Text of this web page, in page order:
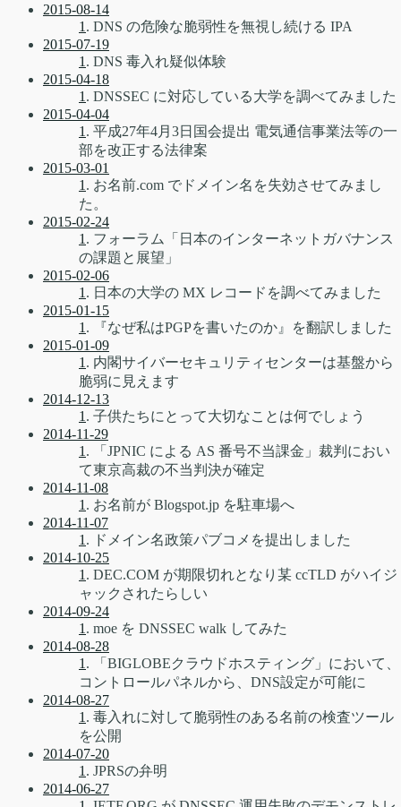
2015-08-14
1 . DNS の危険な脆弱性を無視し続ける IPA
2015-07-19
1 . DNS 毒入れ疑似体験
2015-04-18
1 . DNSSEC に対応している大学を調べてみました
2015-04-04
1 . 平成27年4月3日国会提出 電気通信事業法等の一
部を改正する法律案
2015-03-01
1 . お名前.com でドメイン名を失効させてみまし
た。
2015-02-24
1 . フォーラム「日本のインターネットガバナンス
の課題と展望」
2015-02-06
1 . 日本の大学の MX レコードを調べてみました
2015-01-15
1 . 『なぜ私はPGPを書いたのか』を翻訳しました
2015-01-09
1 . 内閣サイバーセキュリティセンターは基盤から
脆弱に見えます
2014-12-13
1 . 子供たちにとって大切なことは何でしょう
2014-11-29
1 . 「JPNIC による AS 番号不当課金」裁判におい
て東京高裁の不当判決が確定
2014-11-08
1 . お名前が Blogspot.jp を駐車場へ
2014-11-07
1 . ドメイン名政策パブコメを提出しました
2014-10-25
1 . DEC.COM が期限切れとなり某 ccTLD がハイジ
ャックされたらしい
2014-09-24
1 . moe を DNSSEC walk してみた
2014-08-28
1 . 「BIGLOBEクラウドホスティング」において、
コントロールパネルから、DNS設定が可能に
2014-08-27
1 . 毒入れに対して脆弱性のある名前の検査ツール
を公開
2014-07-20
1 . JPRSの弁明
2014-06-27